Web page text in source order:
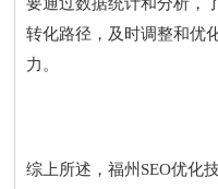
转化路径，及时调整和优
力。
综上所述，福州SEO优化